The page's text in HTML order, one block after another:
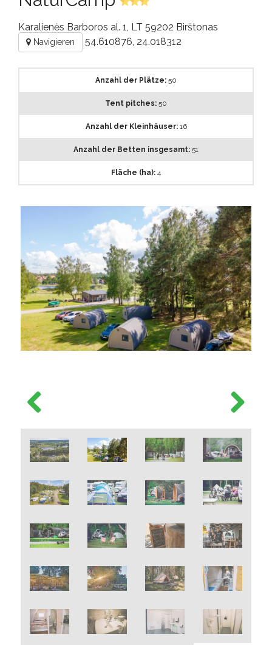
Karalienės Barboros al. 1, LT 59202 Birštonas
Navigieren 54.610876, 24.018312
Anzahl der Plätze: 50
Tent pitches: 50
Anzahl der Kleinhäuser: 16
Anzahl der Betten insgesamt: 51
Fläche (ha): 4